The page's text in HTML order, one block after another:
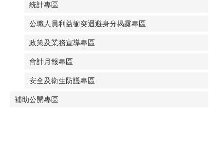
統計專區
公職人員利益衝突迴避身分揭露專區
政策及業務宣導專區
會計月報專區
安全及衛生防護專區
補助公開專區